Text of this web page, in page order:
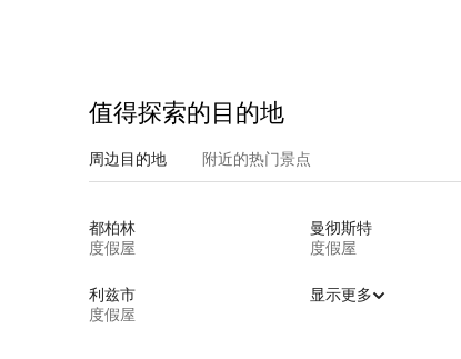
值得探索的目的地
周边目的地 附近的热门景点
都柏林
度假屋
曼彻斯特
度假屋
利兹市
度假屋
显示更多